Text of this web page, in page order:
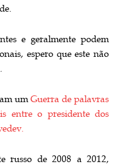
e geralmente podem
espero que este não
umGuerra de palavras
entre o presidente dos
russo de 2008 a 2012,